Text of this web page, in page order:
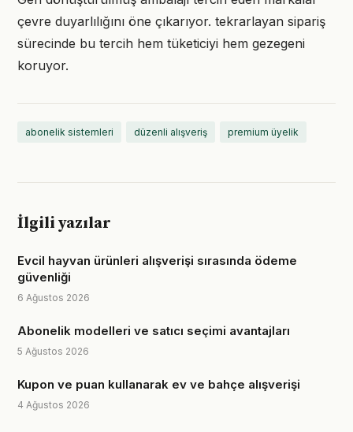
çevre duyarlılığını öne çıkarıyor. tekrarlayan sipariş
sürecinde bu tercih hem tüketiciyi hem gezegeni
koruyor.
abonelik sistemleri düzenli alışveriş premium üyelik
İlgili yazılar
Evcil hayvan ürünleri alışverişi sırasında ödeme
güvenliği
6 Ağustos 2026
Abonelik modelleri ve satıcı seçimi avantajları
5 Ağustos 2026
Kupon ve puan kullanarak ev ve bahçe alışverişi
4 Ağustos 2026